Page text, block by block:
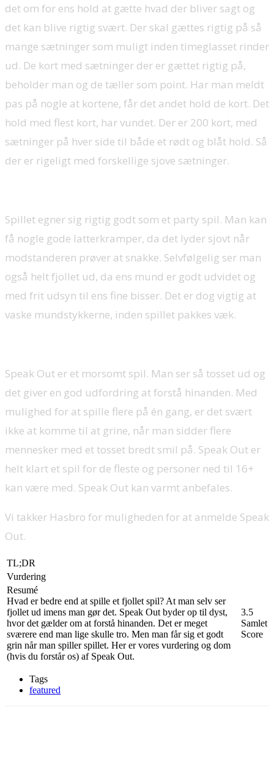
det om for ens hold at gætte hvad der bliver sagt og
det kan blive rigtig svært. Der skal gættes rigtig på så
mange sætninger som muligt inden timeglasset rinder
ud. De kort med sætninger der er gættet rigtig på,
beholder man og de tæller som point. Har man meldt
pas på nogle at kortene, får det andet hold de kort. Det
hold med flest kort, har vundet. Der er 200 kort, med
sætninger på hver side til både et rødt og blåt hold. Så
der er rigeligt med forskellige sjove sætninger.
Spillet egner sig rigtig godt som et party spil. Man kan
få nogle gode latterkramper, da det lyder sjovt når
modstanderen prøver at snakke. Selvfølgelig ser man
også helt fjollet ud, da ens mund er godt udvidet og
med frit udsyn til ens fine bisser. Det er dog vigtig at
vaske mundstykkerne, inden spillet pakkes væk.
Speak Out er et morsomt spil. Man ser så tosset ud og
det giver en god udfordring at forstå hinanden. Med
mulighed for at spille flere på én gang, er det svært
ikke at komme til at grine, når man sidder flere
mennesker med et tosset bredt smil på. Speak Out er
helt klart et spil for de fleste og personer ned til 16+
kan være med. Speak Out kan varmt anbefales.
Vi takker Hasbro for muligheden for at anmelde Speak
Out.
TL;DR
Vurdering
Resumé
Hvad er bedre end at spille et fjollet spil? At man selv ser
fjollet ud imens man gør det. Speak Out byder op til dyst,
hvor det gælder om at forstå hinanden. Det er meget
sværere end man lige skulle tro. Men man får sig et godt
grin når man spiller spillet. Her er vores vurdering og dom
(hvis du forstår os) af Speak Out.
3.5
Samlet
Score
Tags
featured